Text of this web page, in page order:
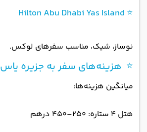
⭐ Hilton Abu Dhabi Yas Island
نوساز، شیک، مناسب سفرهای لوکس.
⭐ هزینه‌های سفر به جزیره یاس
میانگین هزینه‌ها:
هتل ۴ ستاره: ۲۵۰–۴۵۰ درهم